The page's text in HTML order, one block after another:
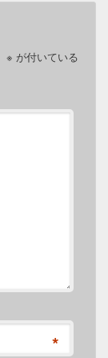
※ が付いている
*